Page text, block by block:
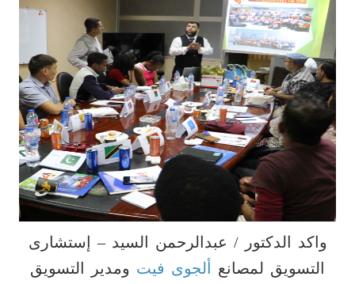
واكد الدكتور / عبدالرحمن السيد – إستشارى
التسويق لمصانع
ألجوى فيت ومدير التسويق